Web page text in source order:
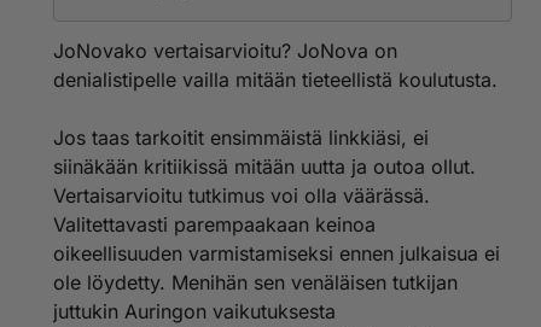
JoNovako vertaisarvioitu? JoNova on
denialistipelle vailla mitään tieteellistä koulutusta.
Jos taas tarkoitit ensimmäistä linkkiäsi, ei
siinäkään kritiikissä mitään uutta ja outoa ollut.
Vertaisarvioitu tutkimus voi olla väärässä.
Valitettavasti parempaakaan keinoa
oikeellisuuden varmistamiseksi ennen julkaisua ei
ole löydetty. Menihän sen venäläisen tutkijan
juttukin Auringon vaikutuksesta